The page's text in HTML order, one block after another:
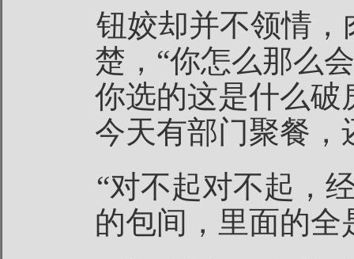
钮姣却并不领情
楚，“你怎么那么
你选的这是什么破
今天有部门聚餐，
“对不起对不起，
的包间，里面的